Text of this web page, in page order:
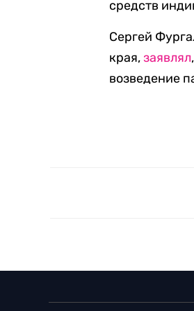
средств
Сергей
края,заявлял
возведение